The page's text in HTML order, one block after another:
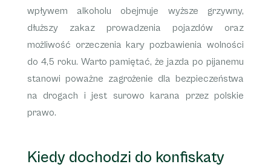
wpływem alkoholu obejmuje wyższe grzywny,
dłuższy zakaz prowadzenia pojazdów oraz
możliwość orzeczenia kary pozbawienia wolności
do 4,5 roku. Warto pamiętać, że jazda po pijanemu
stanowi poważne zagrożenie dla bezpieczeństwa
na drogach i jest surowo karana przez polskie
prawo.
Kiedy dochodzi do konfiskaty